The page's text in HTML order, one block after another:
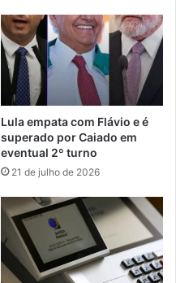
Lula empata com Flávio e é
superado por Caiado em
eventual 2º turno
21 de julho de 2026